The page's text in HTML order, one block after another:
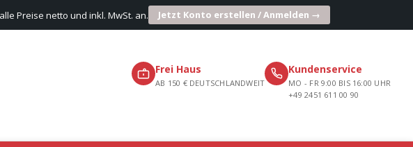
Preise netto und inkl. MwSt. an. Jetzt Konto erstellen / Anmelden →
Frei Haus
AB 150 € DEUTSCHLANDWEIT
Kundenservice
MO - FR 9:00 BIS 16:00 UHR
+49 2451 611 00 90